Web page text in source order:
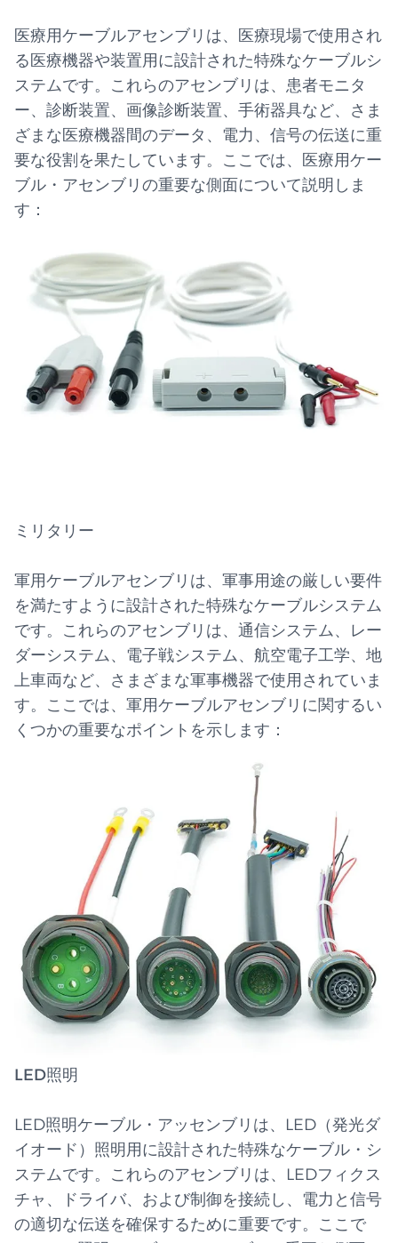
医療用ケーブルアセンブリは、医療現場で使用され
る医療機器や装置用に設計された特殊なケーブルシ
ステムです。これらのアセンブリは、患者モニタ
ー、診断装置、画像診断装置、手術器具など、さま
ざまな医療機器間のデータ、電力、信号の伝送に重
要な役割を果たしています。ここでは、医療用ケー
ブル・アセンブリの重要な側面について説明しま
す：
ミリタリー
軍用ケーブルアセンブリは、軍事用途の厳しい要件
を満たすように設計された特殊なケーブルシステム
です。これらのアセンブリは、通信システム、レー
ダーシステム、電子戦システム、航空電子工学、地
上車両など、さまざまな軍事機器で使用されていま
す。ここでは、軍用ケーブルアセンブリに関するい
くつかの重要なポイントを示します：
LED照明
LED照明ケーブル・アッセンブリは、LED（発光ダ
イオード）照明用に設計された特殊なケーブル・シ
ステムです。これらのアセンブリは、LEDフィクス
チャ、ドライバ、および制御を接続し、電力と信号
の適切な伝送を確保するために重要です。ここで